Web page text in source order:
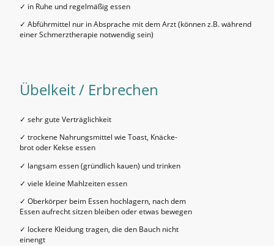
✓ in Ruhe und regelmäßig essen
✓ Abführmittel nur in Absprache mit dem Arzt (können z.B. während
einer Schmerztherapie notwendig sein)
Übelkeit / Erbrechen
✓ sehr gute Verträglichkeit
✓ trockene Nahrungsmittel wie Toast, Knäcke-
brot oder Kekse essen
✓ langsam essen (gründlich kauen) und trinken
✓ viele kleine Mahlzeiten essen
✓ Oberkörper beim Essen hochlagern, nach dem
Essen aufrecht sitzen bleiben oder etwas bewegen
✓ lockere Kleidung tragen, die den Bauch nicht
einengt